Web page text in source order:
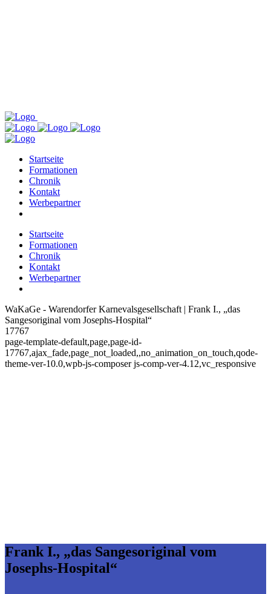
Startseite
Formationen
Chronik
Kontakt
Werbepartner
Startseite
Formationen
Chronik
Kontakt
Werbepartner
WaKaGe - Warendorfer Karnevalsgesellschaft | Frank I., „das
Sangesoriginal vom Josephs-Hospital“
17767
page-template-default,page,page-id-
17767,ajax_fade,page_not_loaded,,no_animation_on_touch,qode-
theme-ver-10.0,wpb-js-composer js-comp-ver-4.12,vc_responsive
Frank I., „das Sangesoriginal vom
Josephs-Hospital“